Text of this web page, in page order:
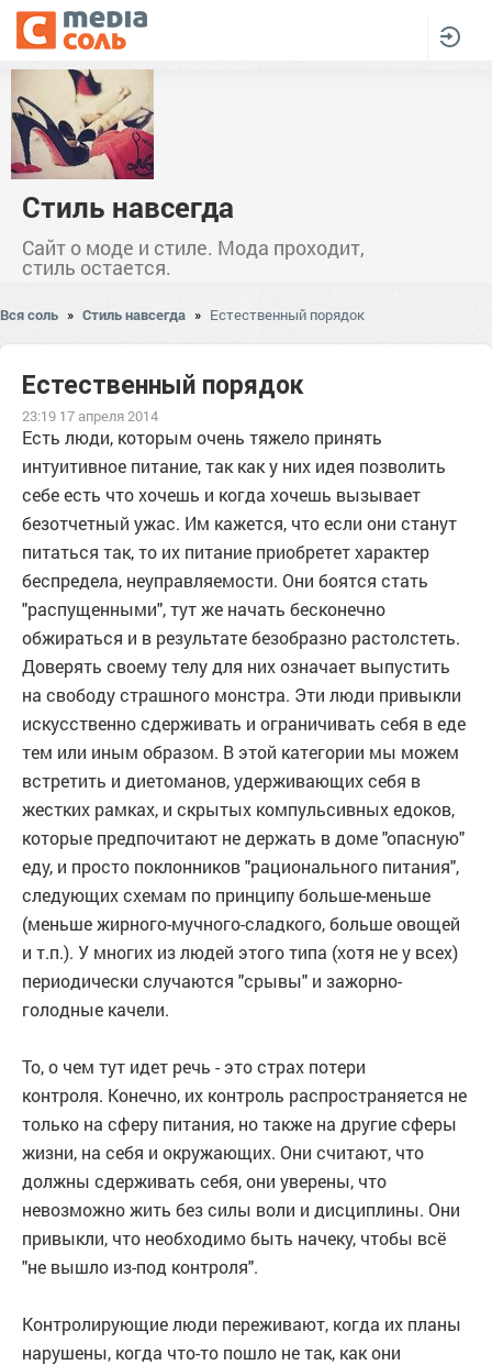
Стиль навсегда
Сайт о моде и стиле. Мода проходит,
стиль остается.
Вся соль » Стиль навсегда » Естественный порядок
Естественный порядок
23:19 17 апреля 2014
Есть люди, которым очень тяжело принять
интуитивное питание, так как у них идея позволить
себе есть что хочешь и когда хочешь вызывает
безотчетный ужас. Им кажется, что если они станут
питаться так, то их питание приобретет характер
беспредела, неуправляемости. Они боятся стать
"распущенными", тут же начать бесконечно
обжираться и в результате безобразно растолстеть.
Доверять своему телу для них означает выпустить
на свободу страшного монстра. Эти люди привыкли
искусственно сдерживать и ограничивать себя в еде
тем или иным образом. В этой категории мы можем
встретить и диетоманов, удерживающих себя в
жестких рамках, и скрытых компульсивных едоков,
которые предпочитают не держать в доме "опасную"
еду, и просто поклонников "рационального питания",
следующих схемам по принципу больше-меньше
(меньше жирного-мучного-сладкого, больше овощей
и т.п.). У многих из людей этого типа (хотя не у всех)
периодически случаются "срывы" и зажорно-
голодные качели.
То, о чем тут идет речь - это страх потери
контроля. Конечно, их контроль распространяется не
только на сферу питания, но также на другие сферы
жизни, на себя и окружающих. Они считают, что
должны сдерживать себя, они уверены, что
невозможно жить без силы воли и дисциплины. Они
привыкли, что необходимо быть начеку, чтобы всё
"не вышло из-под контроля".
Контролирующие люди переживают, когда их планы
нарушены, когда что-то пошло не так, как они